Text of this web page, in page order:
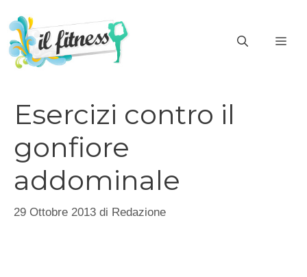
contenuto
Esercizi contro il
gonfiore
addominale
29 Ottobre 2013 di Redazione